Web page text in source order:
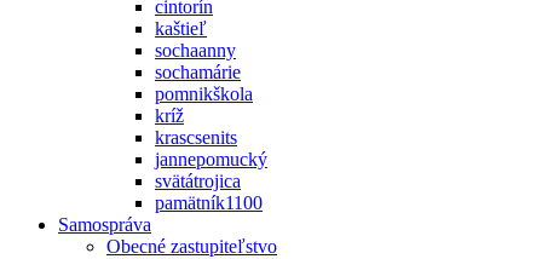
cintorín
kaštieľ
sochaanny
sochamárie
pomnikškola
kríž
krascsenits
jannepomucký
svätátrojica
pamätník1100
Samospráva
Obecné zastupiteľstvo